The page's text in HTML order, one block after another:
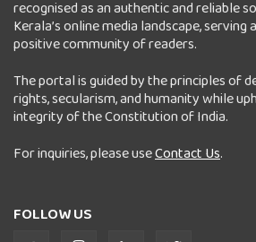
recognised as an authentic and reliable
Kerala’s online media landscape, serving
positive community of readers.
The portal is guided by the principles of
rights, secularism, and humanity while
integrity of the Constitution of India.
For inquiries, please useContact Us.
FOLLOW US